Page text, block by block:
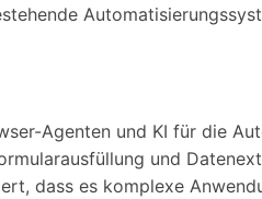
Agenten und KI für die
und
dass es komplexe